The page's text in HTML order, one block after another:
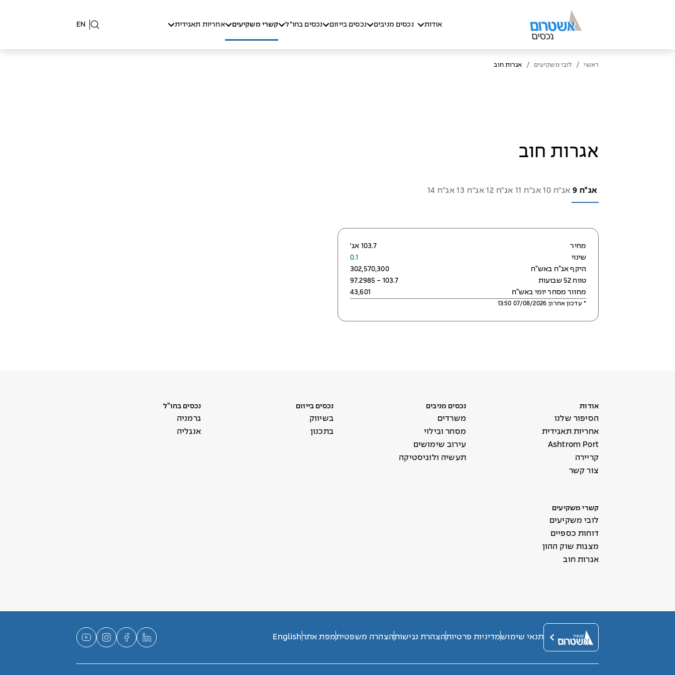
אודות נכסים מניבים נכסים בייזום נכסים בחו"ל קשרי משקיעים אחריות תאגידית EN
ראשי / לובי משקיעים / אגרות חוב
אגרות חוב
אג"ח 9 אג"ח 10 אג"ח 11 אג"ח 12 אג"ח 13 אג"ח 14
מחיר
103.7 אג'
שינוי
0.1
היקף אג”ח באש”ח
302,570,300
טווח 52 שבועות
97.2985 - 103.7
מחזור מסחר יומי באש”ח
43,601
* עדכון אחרון:
07/08/2026 13:50
אודות
הסיפור שלנו
אחריות תאגידית
Ashtrom Port
קריירה
צור קשר
נכסים מניבים
משרדים
מסחר ובילוי
עירוב שימושים
תעשיה ולוגיסטיקה
נכסים בייזום
בשיווק
בתכנון
נכסים בחו”ל
גרמניה
אנגליה
קשרי משקיעים
לובי משקיעים
דוחות כספיים
מצגות שוק ההון
אגרות חוב
תנאי שימושמדיניות פרטיותהצהרת נגישותהצהרה משפטיתמפת אתר English